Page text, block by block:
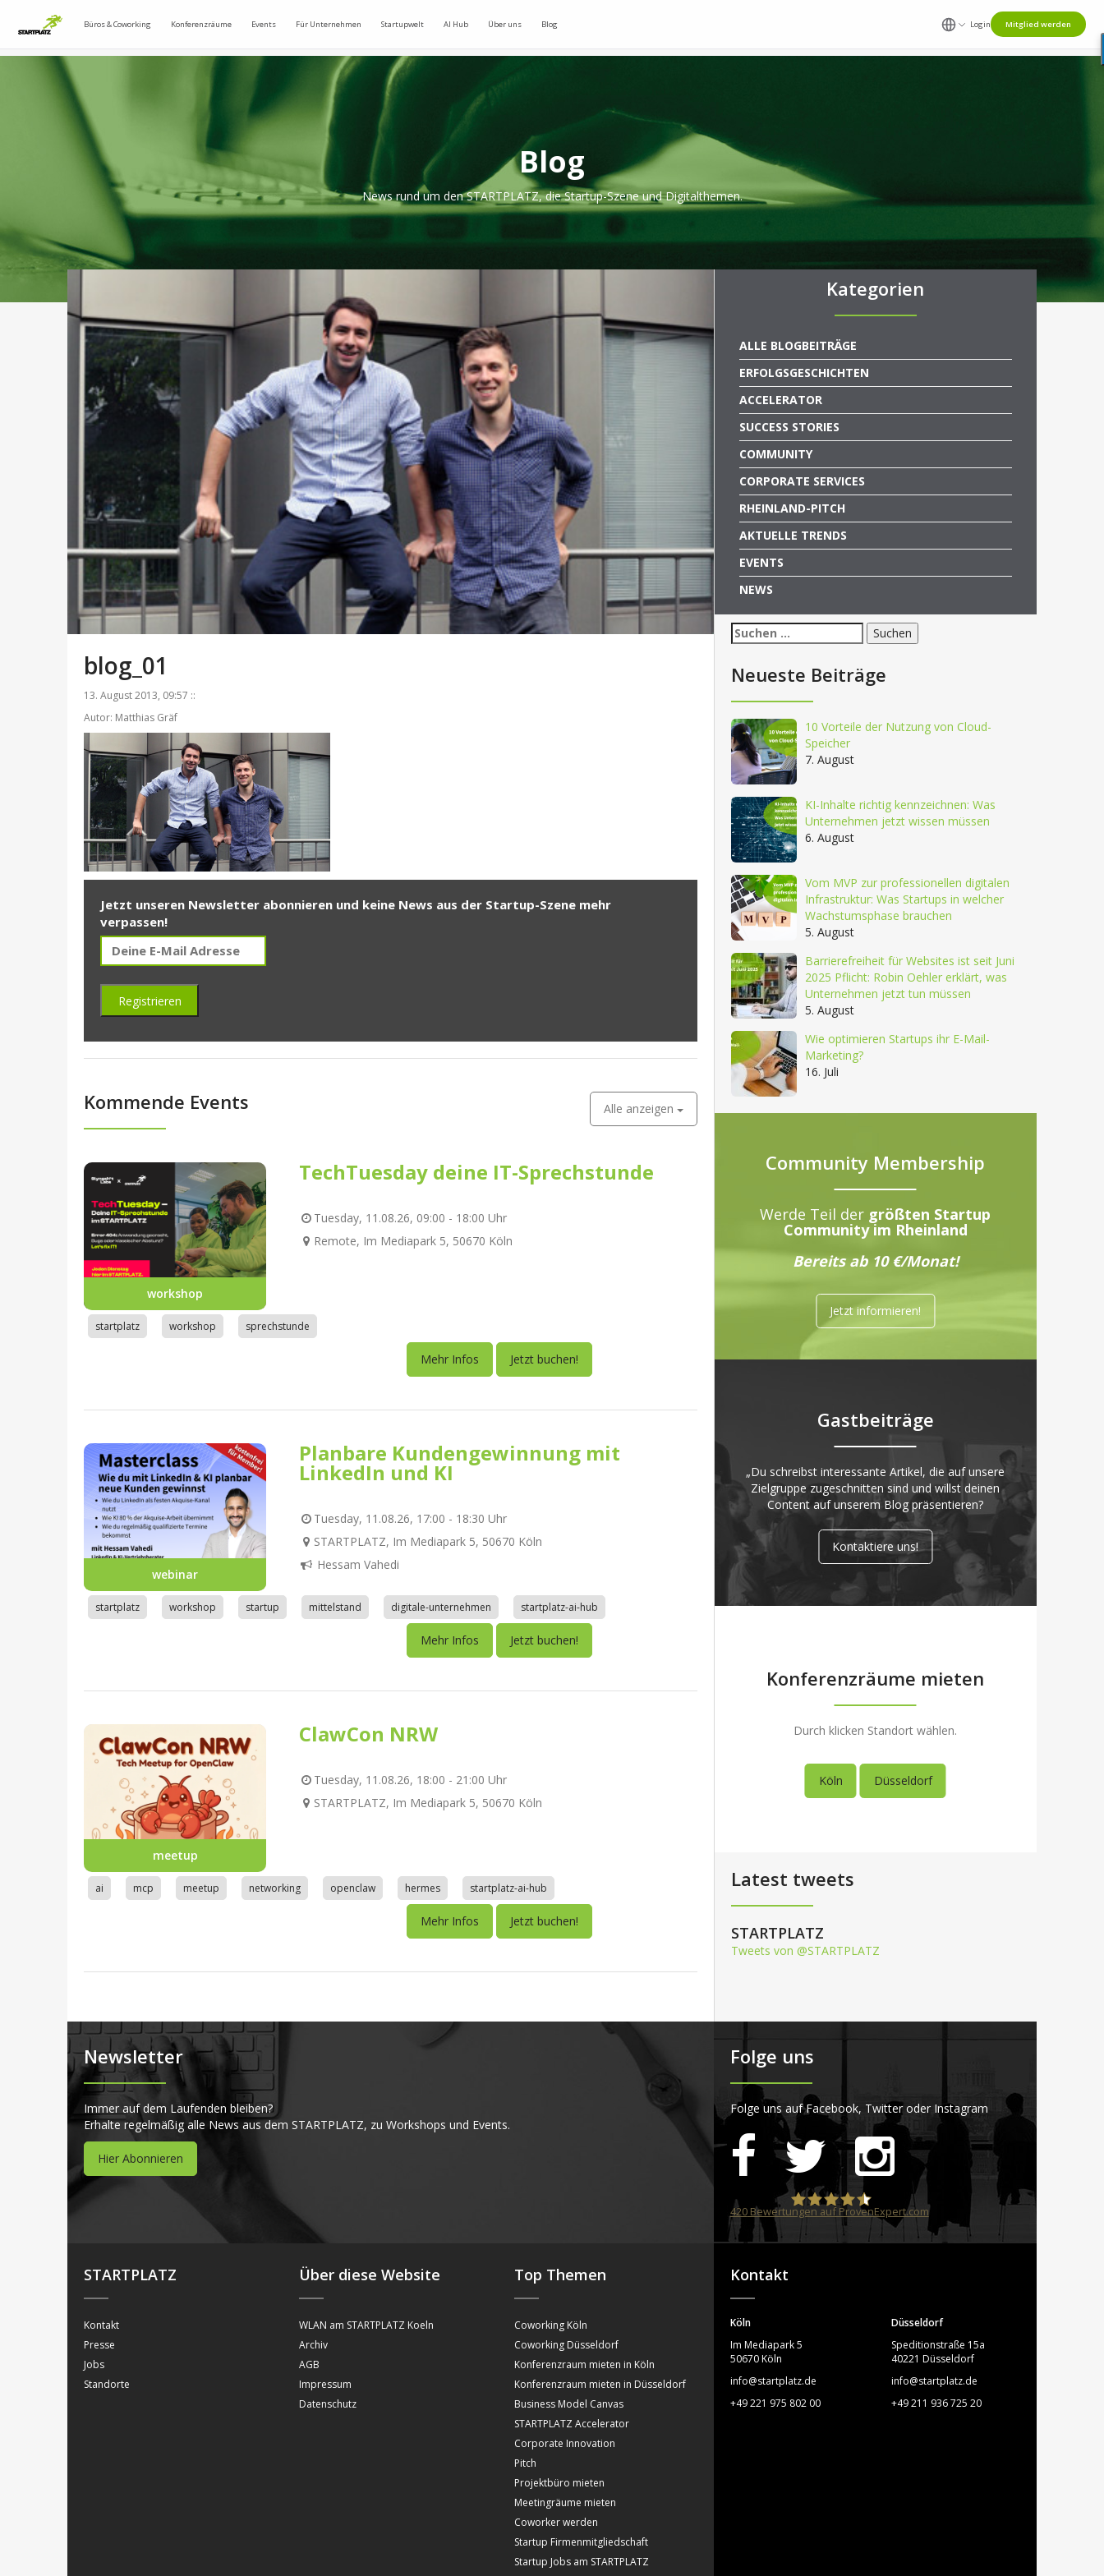
Büros & Coworking Konferenzräume Events Für Unternehmen Startupwelt AI Hub Über uns Blog Login Mitglied werden
Blog
News rund um den STARTPLATZ, die Startup-Szene und Digitalthemen.
blog_01
13. August 2013, 09:57 ::
Autor: Matthias Gräf
Jetzt unseren Newsletter abonnieren und keine News aus der Startup-Szene mehr
verpassen!
Kommende Events Alle anzeigen
workshop
TechTuesday deine IT-Sprechstunde
Tuesday, 11.08.26, 09:00 - 18:00 Uhr
Remote, Im Mediapark 5, 50670 Köln
startplatz workshop sprechstunde
Mehr Infos Jetzt buchen!
webinar
Planbare Kundengewinnung mit
LinkedIn und KI
Tuesday, 11.08.26, 17:00 - 18:30 Uhr
STARTPLATZ, Im Mediapark 5, 50670 Köln
Hessam Vahedi
startplatz workshop startup mittelstand digitale-unternehmen startplatz-ai-hub
Mehr Infos Jetzt buchen!
meetup
ClawCon NRW
Tuesday, 11.08.26, 18:00 - 21:00 Uhr
STARTPLATZ, Im Mediapark 5, 50670 Köln
ai mcp meetup networking openclaw hermes startplatz-ai-hub
Mehr Infos Jetzt buchen!
Kategorien
ALLE BLOGBEITRÄGE
ERFOLGSGESCHICHTEN
ACCELERATOR
SUCCESS STORIES
COMMUNITY
CORPORATE SERVICES
RHEINLAND-PITCH
AKTUELLE TRENDS
EVENTS
NEWS
Suchen
nach:
Neueste Beiträge
10 Vorteile der Nutzung von Cloud-
Speicher
7. August
KI-Inhalte richtig kennzeichnen: Was
Unternehmen jetzt wissen müssen
6. August
Vom MVP zur professionellen digitalen
Infrastruktur: Was Startups in welcher
Wachstumsphase brauchen
5. August
Barrierefreiheit für Websites ist seit Juni
2025 Pflicht: Robin Oehler erklärt, was
Unternehmen jetzt tun müssen
5. August
Wie optimieren Startups ihr E-Mail-
Marketing?
16. Juli
Community Membership
Werde Teil der größten Startup
Community im Rheinland
Bereits ab 10 €/Monat!
Jetzt informieren!
Gastbeiträge
„Du schreibst interessante Artikel, die auf unsere
Zielgruppe zugeschnitten sind und willst deinen
Content auf unserem Blog präsentieren?
Kontaktiere uns!
Konferenzräume mieten
Durch klicken Standort wählen.
Köln Düsseldorf
Latest tweets
STARTPLATZ
Tweets von @STARTPLATZ
Newsletter
Immer auf dem Laufenden bleiben?
Erhalte regelmäßig alle News aus dem STARTPLATZ, zu Workshops und Events.
Hier Abonnieren
Folge uns
Folge uns auf Facebook, Twitter oder Instagram
STARTPLATZ
420Bewertungen auf ProvenExpert.com
STARTPLATZ
Kontakt
Presse
Jobs
Standorte
Über diese Website
WLAN am STARTPLATZ Koeln
Archiv
AGB
Impressum
Datenschutz
Top Themen
Coworking Köln
Coworking Düsseldorf
Konferenzraum mieten in Köln
Konferenzraum mieten in Düsseldorf
Business Model Canvas
STARTPLATZ Accelerator
Corporate Innovation
Pitch
Projektbüro mieten
Meetingräume mieten
Coworker werden
Startup Firmenmitgliedschaft
Startup Jobs am STARTPLATZ
Kontakt
Köln
Im Mediapark 5
50670 Köln
info@startplatz.de
+49 221 975 802 00
Düsseldorf
Speditionstraße 15a
40221 Düsseldorf
info@startplatz.de
+49 211 936 725 20